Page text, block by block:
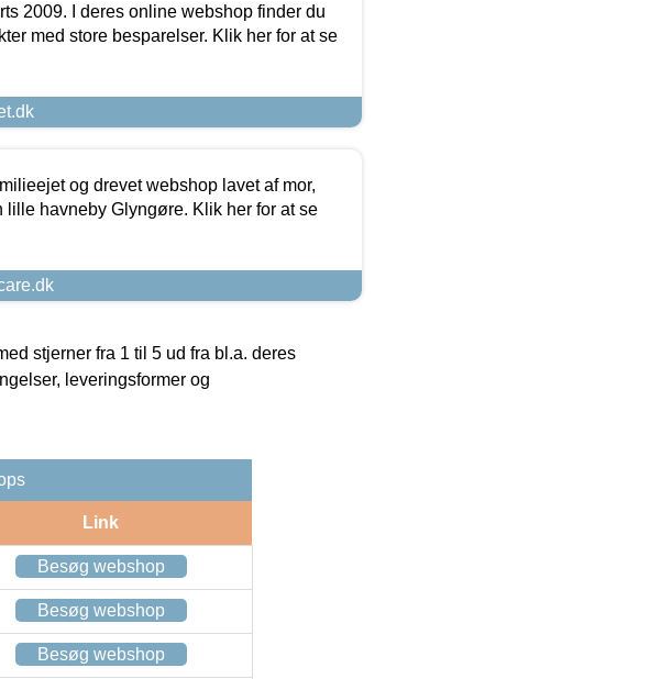
2009. I deres online webshop finder du
med store besparelser. Klik her for at se
og drevet webshop lavet af mor,
lille havneby Glyngøre. Klik her for at se
stjerner fra 1 til 5 ud fra bl.a. deres
leveringsformer og
Link
Besøg webshop
Besøg webshop
Besøg webshop